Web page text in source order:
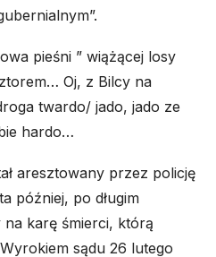
pieśni ” wiążącej losy
Oj, z Bilcy na
twardo/ jado, jado ze
hardo…
aresztowany przez policję
później, po długim
na karę śmierci, którą
sądu 26 lutego